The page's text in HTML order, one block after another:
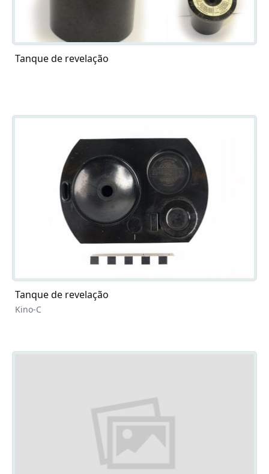
Tanque de revelação
Tanque de revelação
Kino-C